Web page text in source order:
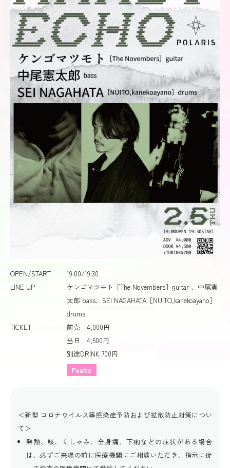
OPEN/START
19:00/19:30
LINE UP
ケンゴマツモト［The Novembers］guitar 、中尾憲
太郎 bass、SEI NAGAHATA［NUITO,kanekoayano］
drums
TICKET
前売 4,000円
当日 4,500円
別途DRINK 700円
Peatix
＜新型 コロナウイルス等感染症予防および拡散防止対策につい
て＞
発熱、咳、くしゃみ、全身痛、下痢などの症状がある場合
は、必ずご来場の前に医療機関にご相談いただき、指示に従